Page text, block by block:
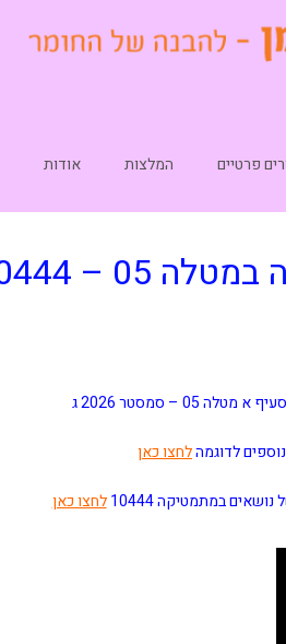
פרטיים המלצות אודות
– 10444
סמסטר 2026 ג
לדוגמהלחצו כאן
במתמטיקה 10444 לחצו כאן